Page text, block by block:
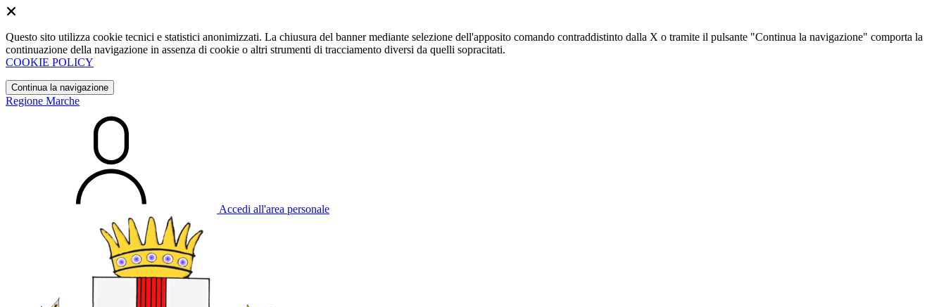
Questo sito utilizza cookie tecnici e statistici anonimizzati. La chiusura del banner mediante selezione dell'apposito comando contraddistinto dalla X o tramite il pulsante "Continua la navigazione" comporta la
continuazione della navigazione in assenza di cookie o altri strumenti di tracciamento diversi da quelli sopracitati.
COOKIE POLICY
Continua la navigazione
Regione Marche
Accedi all'area personale